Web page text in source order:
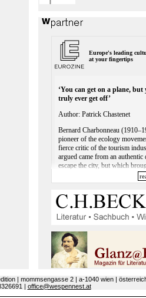
| mommsengasse 2 | a-1040 wien |
| office@wespennest.at